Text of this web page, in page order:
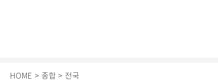
HOME > 종합 > 전국